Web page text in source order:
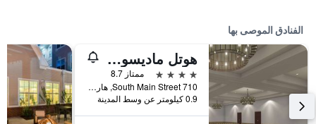
الفنادق الموصى بها
هوتل ماديسون آند شيناندواه كونفرنس سنتر
4 نجوم
ممتاز 8.7
710 South Main Street, هاريسونبيرغ, VA, الولايات المتحدة الأميريكية
0.9 كيلومتر عن وسط المدينة